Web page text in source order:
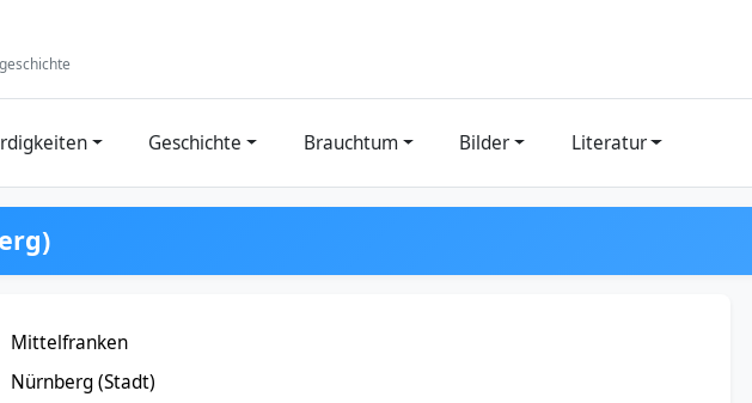
Geschichte Brauchtum Bilder Literatur
Mittelfranken
Nürnberg (Stadt)